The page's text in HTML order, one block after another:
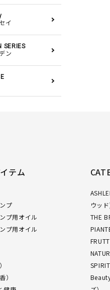
イ
SERIES
ン
テム
プ
用オイル
用オイル
ウッ
THE